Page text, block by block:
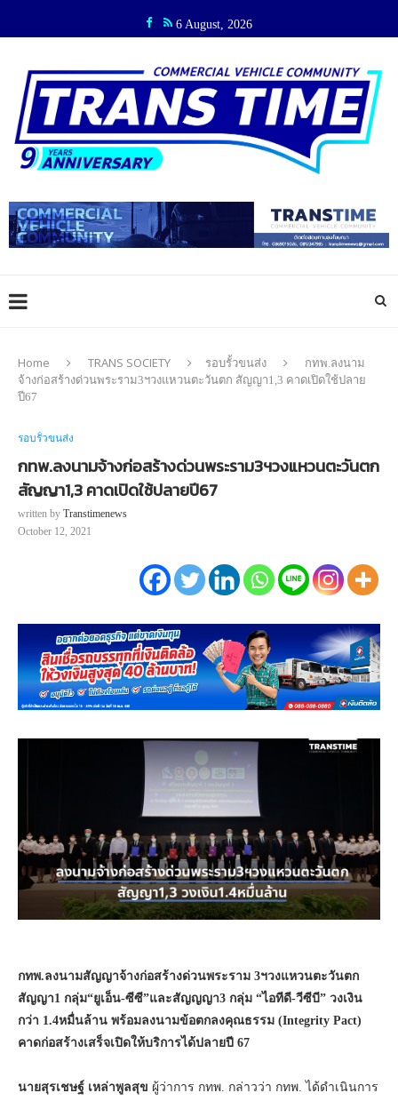
6 August, 2026
Home TRANS SOCIETY รอบรั้วขนส่ง
กทพ.ลงนาม
จ้างก่อสร้างด่วนพระราม3ฯวงแหวนตะวันตก สัญญา1,3 คาดเปิดใช้ปลาย
ปี67
รอบรั้วขนส่ง
กทพ.ลงนามจ้างก่อสร้างด่วนพระราม3ฯวงแหวนตะวันตก
สัญญา1,3 คาดเปิดใช้ปลายปี67
written by Transtimenews
October 12, 2021
กทพ.ลงนามสัญญาจ้างก่อสร้างด่วนพระราม 3ฯวงแหวนตะวันตก
สัญญา1 กลุ่ม“ยูเอ็น-ซีซี”และสัญญญา3 กลุ่ม “ไอทีดี-วีซีบี” วงเงิน
กว่า 1.4หมื่นล้าน พร้อมลงนามข้อตกลงคุณธรรม (Integrity Pact)
คาดก่อสร้างเสร็จเปิดให้บริการได้ปลายปี 67
นายสุรเชษฐ์ เหล่าพูลสุข ผู้ว่าการ กทพ. กล่าวว่า กทพ. ได้ดำเนินการ